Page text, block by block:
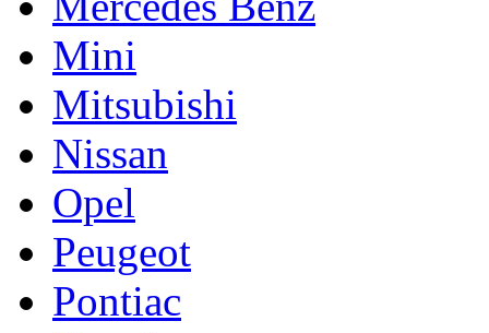
Mini
Mitsubishi
Nissan
Opel
Peugeot
Pontiac